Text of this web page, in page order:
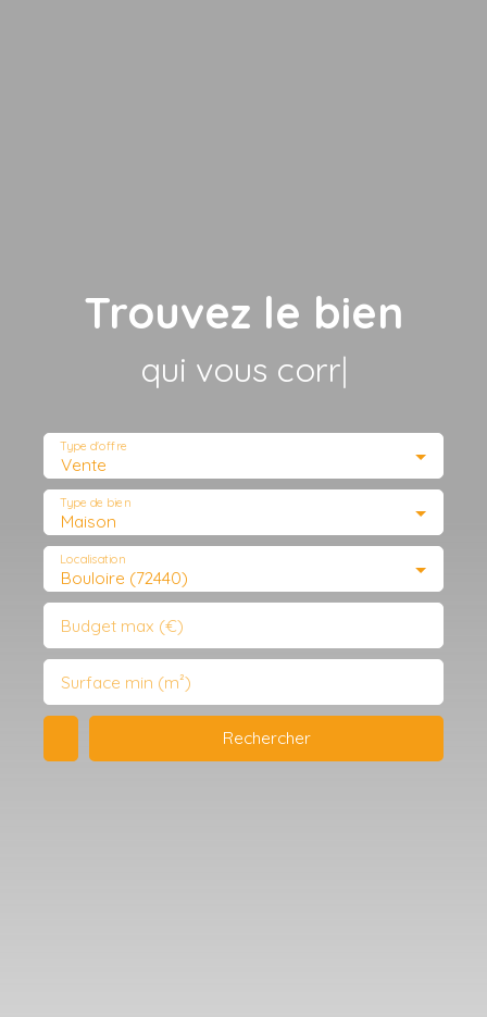
Trouvez le bien
qui vous correspo
Vente
Type d'offre
Maison
Type de bien
Bouloire (72440)
Localisation
Budget max (€)
Surface min (m²)
Rechercher